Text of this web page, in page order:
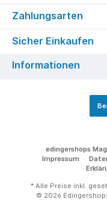
Zahlungsarten
Sicher Einkaufen
Informationen
edingershops
Impressum
* Alle Preise inkl.
© 2026